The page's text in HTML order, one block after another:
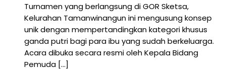
Turnamen yang berlangsung di GOR Sketsa,
Kelurahan Tamanwinangun ini mengusung konsep
unik dengan mempertandingkan kategori khusus
ganda putri bagi para ibu yang sudah berkeluarga.
Acara dibuka secara resmi oleh Kepala Bidang
Pemuda […]